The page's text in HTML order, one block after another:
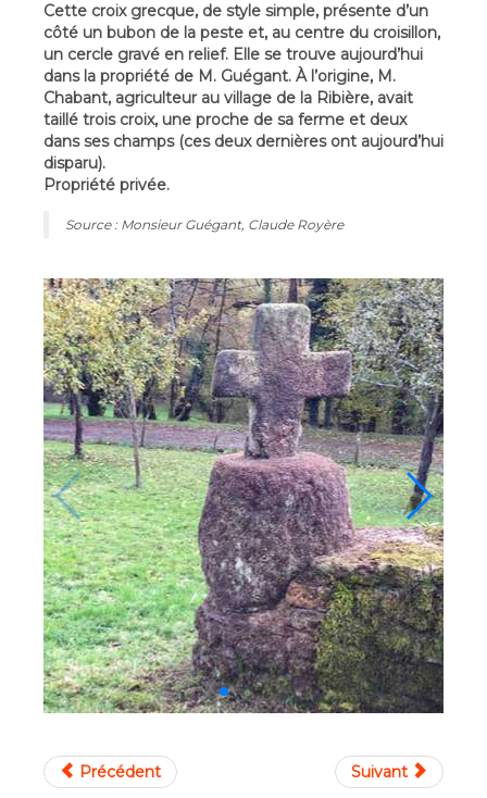
Cette croix grecque, de style simple, présente d’un
côté un bubon de la peste et, au centre du croisillon,
un cercle gravé en relief. Elle se trouve aujourd’hui
dans la propriété de M. Guégant. À l’origine, M.
Chabant, agriculteur au village de la Ribière, avait
taillé trois croix, une proche de sa ferme et deux
dans ses champs (ces deux dernières ont aujourd’hui
disparu).
Propriété privée.
Source : Monsieur Guégant, Claude Royère
Précédent Suivant